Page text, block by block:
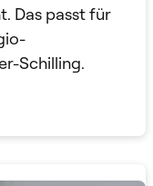
Das passt für
Schilling.